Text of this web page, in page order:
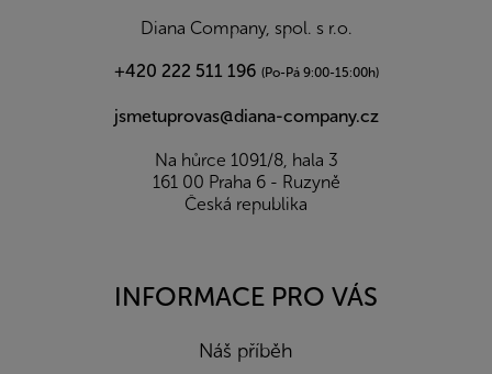
Diana Company, spol. s r.o.
+420 222 511 196 (Po-Pá 9:00-15:00h)
jsmetuprovas@diana-company.cz
Na hůrce 1091/8, hala 3
161 00 Praha 6 - Ruzyně
Česká republika
INFORMACE PRO VÁS
Náš příběh